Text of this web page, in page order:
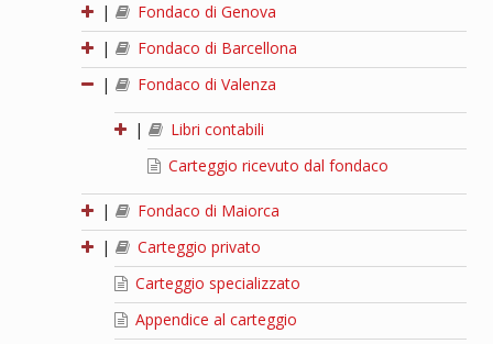
|
Fondaco di Genova
|
Fondaco di Barcellona
|
Fondaco di Valenza
|
Libri contabili
Carteggio ricevuto dal fondaco
|
Fondaco di Maiorca
|
Carteggio privato
Carteggio specializzato
Appendice al carteggio